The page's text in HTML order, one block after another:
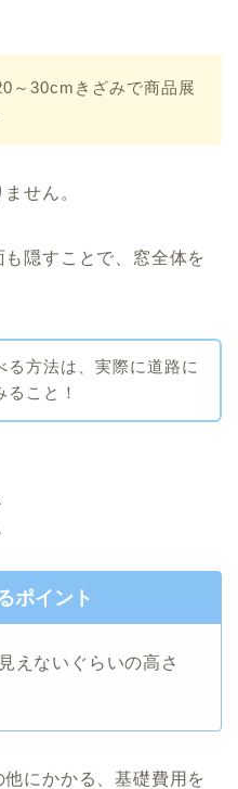
～30cmきざみで商品展
せん。
隠すことで、窓全体を
る方法は、実際に道路に
こと！
ポイント
えないぐらいの高さ
にかかる、基礎費用を